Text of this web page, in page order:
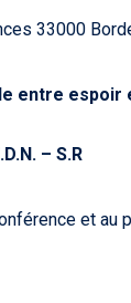
33000
entre espoir
– S.R
et au